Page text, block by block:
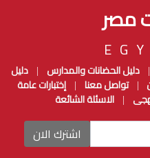
مصر
دليل الحضانات والمدارس
دليل
|تواصل معنا إختبارات عامة
الاسئلة الشائعة
اشترك الان